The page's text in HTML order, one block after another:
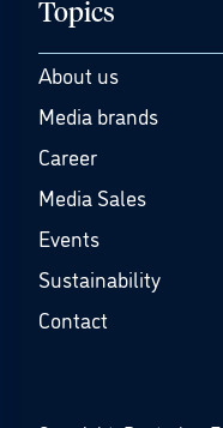
Topics
About us
Media brands
Career
Media Sales
Events
Sustainability
Contact